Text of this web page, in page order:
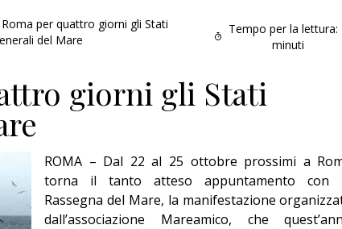
per quattro giorni gli Stati
del Mare
Tempo per la lettura:
minuti
giorni gli Stati
ROMA – Dal 22 al 25 ottobre prossimi a
torna il tanto atteso appuntamento con
Rassegna del Mare, la manifestazione
dall’associazione Mareamico, che
Addio amico
Giorgio
Editoriale